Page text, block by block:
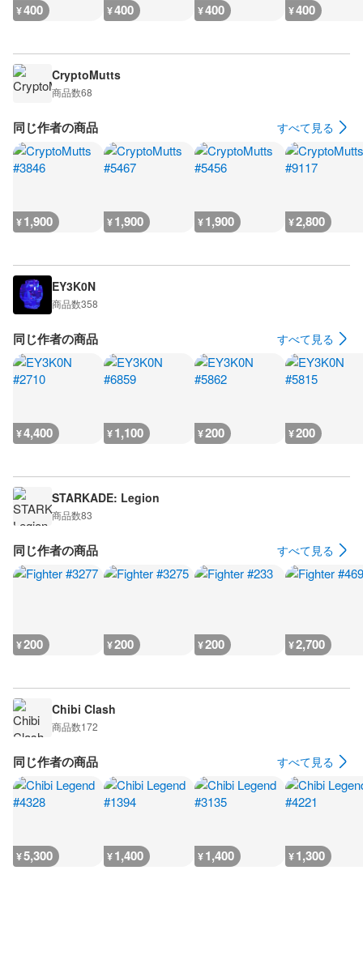
¥400 ¥400 ¥400 ¥400
CryptoMutts
商品数68
同じ作者の商品 すべて見る
¥1,900 ¥1,900 ¥1,900 ¥2,800
EY3K0N
商品数358
同じ作者の商品 すべて見る
¥4,400 ¥1,100 ¥200 ¥200
STARKADE: Legion
商品数83
同じ作者の商品 すべて見る
¥200 ¥200 ¥200 ¥2,700
Chibi Clash
商品数172
同じ作者の商品 すべて見る
¥5,300 ¥1,400 ¥1,400 ¥1,300